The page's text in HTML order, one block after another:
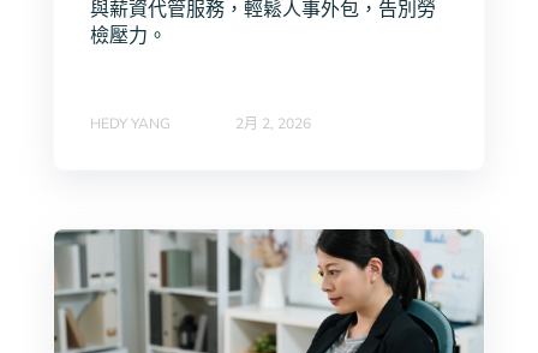
與薪資代管服務，輕鬆人事外包，告別勞
檢壓力。
HEDY YANG 2月 2, 2026